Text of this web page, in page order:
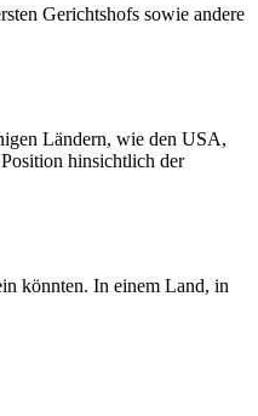
Gerichtshofs sowie andere
Ländern, wie den USA,
hinsichtlich der
könnten. In einem Land, in